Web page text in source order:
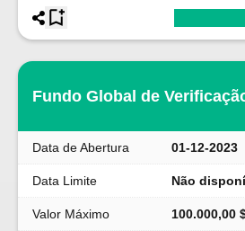
Fundo Global de
Data de Abertura 01-12-2023
Data Limite Não
Valor Máximo 100.000,00